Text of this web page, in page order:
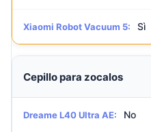
Xiaomi Robot Vacuum 5: Sì
Cepillo para zocalos
Dreame L40 Ultra AE: No